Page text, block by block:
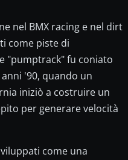
nel BMX racing e nel dirt
come piste di
"pumptrack" fu coniato
'90, quando un
iniziò a costruire un
per generare velocità
come una